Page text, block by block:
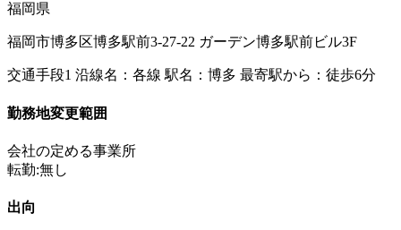
福岡県
福岡市博多区博多駅前3-27-22 ガーデン博多駅前ビル3F
交通手段1 沿線名：各線 駅名：博多 最寄駅から：徒歩6分
勤務地変更範囲
会社の定める事業所
転勤:無し
出向